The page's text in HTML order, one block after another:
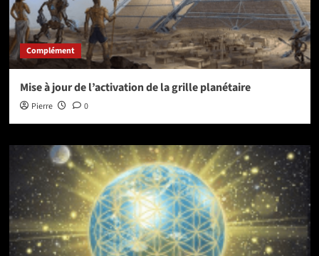
Complément
Mise à jour de l’activation de la grille planétaire
Pierre 0